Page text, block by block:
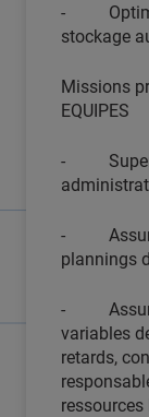
-
stockage
Missions
EQUIPES
-
- Assurer
plannings
- Assurer
variables
retards,